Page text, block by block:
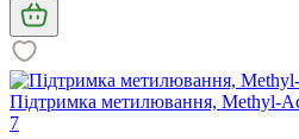
Підтримка метилювання, Methyl-
7